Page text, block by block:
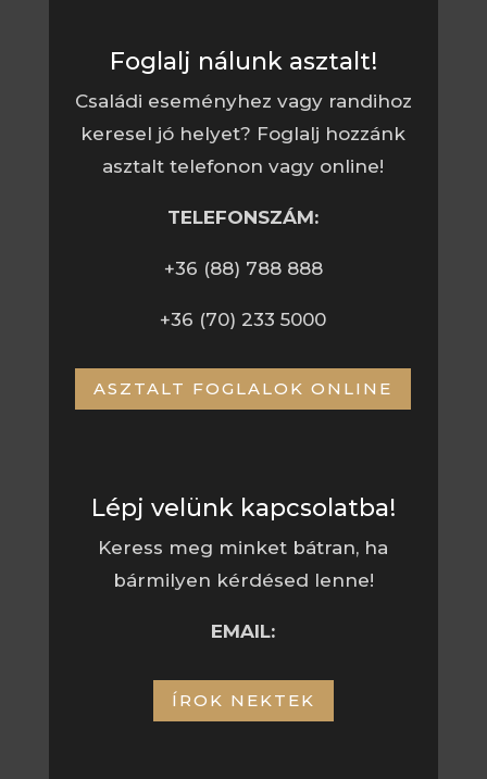
Foglalj nálunk asztalt!
Családi eseményhez vagy randihoz
keresel jó helyet? Foglalj hozzánk
asztalt telefonon vagy online!
TELEFONSZÁM:
+36 (88) 788 888
+36 (70) 233 5000
ASZTALT FOGLALOK ONLINE
Lépj velünk kapcsolatba!
Keress meg minket bátran, ha
bármilyen kérdésed lenne!
EMAIL:
ÍROK NEKTEK